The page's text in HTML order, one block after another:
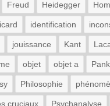
Freud Heidegger
identification
jouissance Kant
objet objet a
Philosophie
cruciaux Psychanalyse